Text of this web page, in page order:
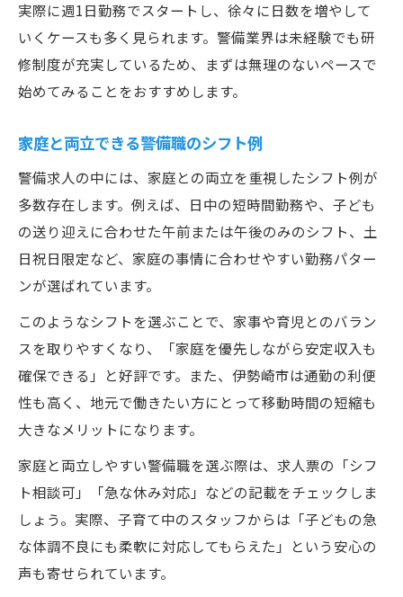
実際に週1日勤務でスタートし、徐々に日数を増やして
いくケースも多く見られます。警備業界は未経験でも研
修制度が充実しているため、まずは無理のないペースで
始めてみることをおすすめします。
家庭と両立できる警備職のシフト例
警備求人の中には、家庭との両立を重視したシフト例が
多数存在します。例えば、日中の短時間勤務や、子ども
の送り迎えに合わせた午前または午後のみのシフト、土
日祝日限定など、家庭の事情に合わせやすい勤務パター
ンが選ばれています。
このようなシフトを選ぶことで、家事や育児とのバラン
スを取りやすくなり、「家庭を優先しながら安定収入も
確保できる」と好評です。また、伊勢崎市は通勤の利便
性も高く、地元で働きたい方にとって移動時間の短縮も
大きなメリットになります。
家庭と両立しやすい警備職を選ぶ際は、求人票の「シフ
ト相談可」「急な休み対応」などの記載をチェックしま
しょう。実際、子育て中のスタッフからは「子どもの急
な体調不良にも柔軟に対応してもらえた」という安心の
声も寄せられています。